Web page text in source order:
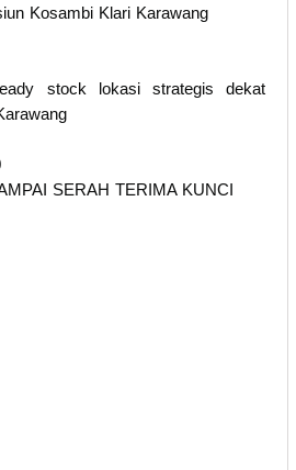
Kosambi Klari Karawang
stock lokasi strategis dekat
SERAH TERIMA KUNCI